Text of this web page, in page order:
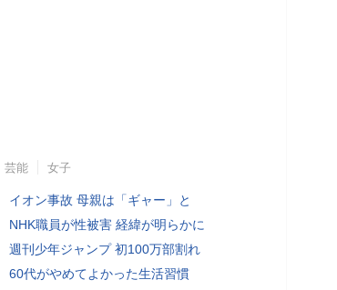
芸能 女子
イオン事故 母親は「ギャー」と
NHK職員が性被害 経緯が明らかに
週刊少年ジャンプ 初100万部割れ
60代がやめてよかった生活習慣